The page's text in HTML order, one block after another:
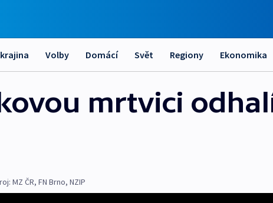
Volby Domácí Svět Regiony Ekonomika
mrtvici
MZ ČR, FN Brno, NZIP